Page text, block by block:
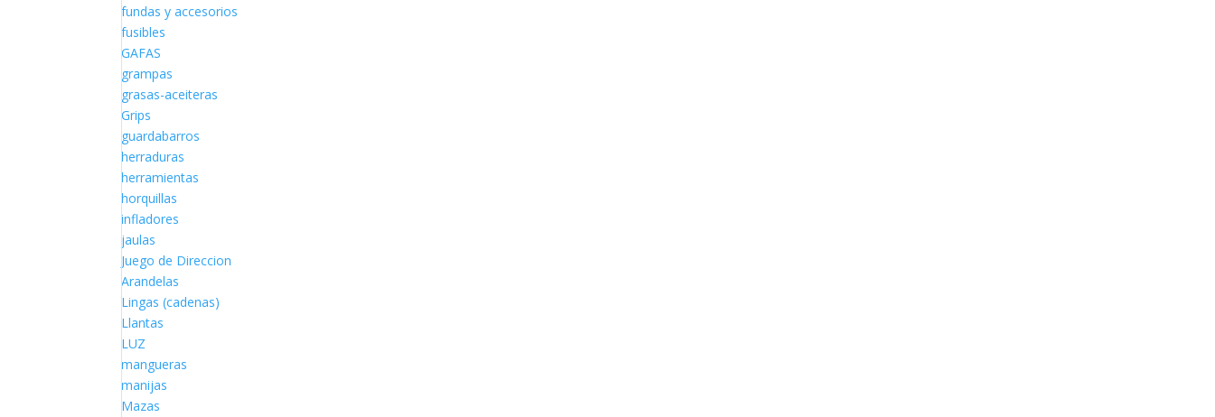
fundas y accesorios
fusibles
GAFAS
grampas
grasas-aceiteras
Grips
guardabarros
herraduras
herramientas
horquillas
infladores
jaulas
Juego de Direccion
Arandelas
Lingas (cadenas)
Llantas
LUZ
mangueras
manijas
Mazas